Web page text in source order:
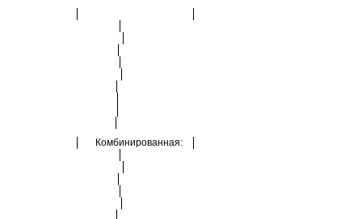
Комбинированная: